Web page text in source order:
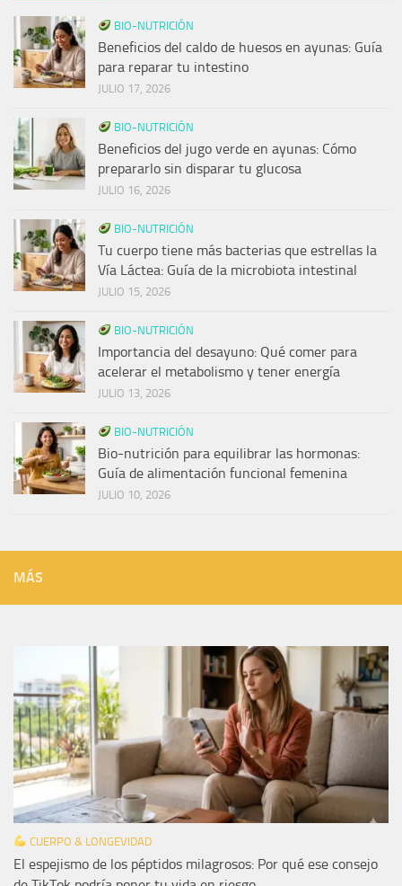
BIO-NUTRICIÓN
Beneficios del caldo de huesos en ayunas: Guía
para reparar tu intestino
JULIO 17, 2026
BIO-NUTRICIÓN
Beneficios del jugo verde en ayunas: Cómo
prepararlo sin disparar tu glucosa
JULIO 16, 2026
BIO-NUTRICIÓN
Tu cuerpo tiene más bacterias que estrellas la
Vía Láctea: Guía de la microbiota intestinal
JULIO 15, 2026
BIO-NUTRICIÓN
Importancia del desayuno: Qué comer para
acelerar el metabolismo y tener energía
JULIO 13, 2026
BIO-NUTRICIÓN
Bio-nutrición para equilibrar las hormonas:
Guía de alimentación funcional femenina
JULIO 10, 2026
MÁS
CUERPO & LONGEVIDAD
El espejismo de los péptidos milagrosos: Por qué ese consejo